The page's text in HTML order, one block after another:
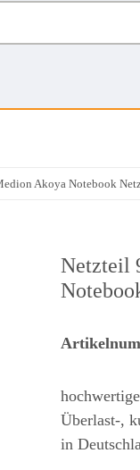
Akoya Notebook
Netzteil
Überlast-,
in